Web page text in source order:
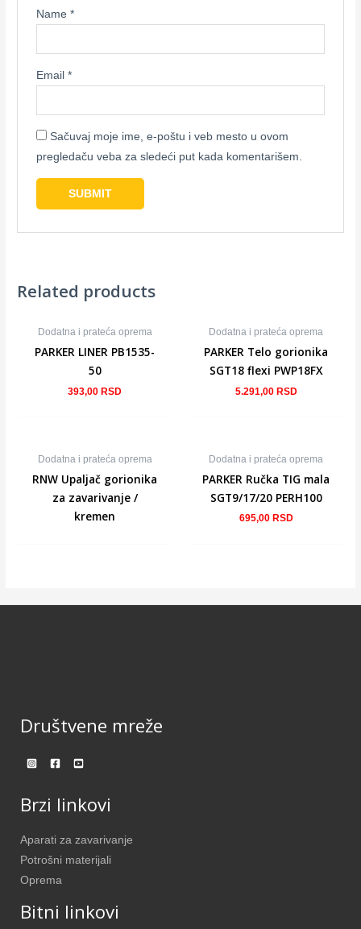
Name *
Email *
Sačuvaj moje ime, e-poštu i veb mesto u ovom
pregledaču veba za sledeći put kada komentarišem.
Related products
Dodatna i prateća oprema
PARKER LINER PB1535-
50
393,00 RSD
Dodatna i prateća oprema
PARKER Telo gorionika
SGT18 flexi PWP18FX
5.291,00 RSD
Dodatna i prateća oprema
RNW Upaljač gorionika
za zavarivanje /
kremen
Dodatna i prateća oprema
PARKER Ručka TIG mala
SGT9/17/20 PERH100
695,00 RSD
Društvene mreže
Brzi linkovi
Aparati za zavarivanje
Potrošni materijali
Oprema
Bitni linkovi